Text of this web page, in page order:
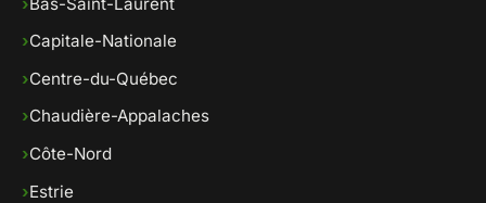
›Capitale-Nationale
›Centre-du-Québec
›Chaudière-Appalaches
›Côte-Nord
›Estrie